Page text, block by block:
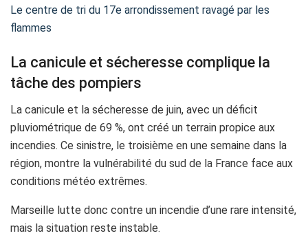
Le centre de tri du 17e arrondissement ravagé par les
flammes
La canicule et sécheresse complique la
tâche des pompiers
La canicule et la sécheresse de juin, avec un déficit
pluviométrique de 69 %, ont créé un terrain propice aux
incendies. Ce sinistre, le troisième en une semaine dans la
région, montre la vulnérabilité du sud de la France face aux
conditions météo extrêmes.
Marseille lutte donc contre un incendie d’une rare intensité,
mais la situation reste instable.